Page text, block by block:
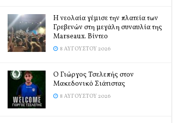
Η νεολαία γέμισε την πλατεία των
Γρεβενών στη μεγάλη συναυλία της
Marseaux. Βίντεο
8 ΑΥΓΟΎΣΤΟΥ 2026
Ο Γιώργος Τσελεπής στον
Μακεδονικό Σιάτιστας
8 ΑΥΓΟΎΣΤΟΥ 2026